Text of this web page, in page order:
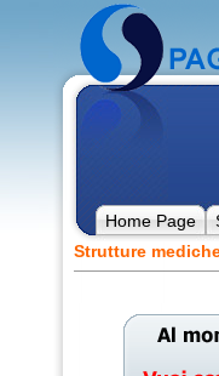
Home Page
Strutture